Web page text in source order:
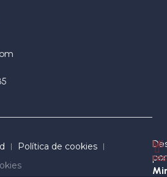
Política de cookies
por
Mi